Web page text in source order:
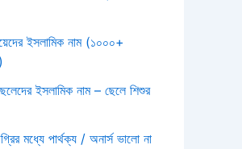
ইসলামিক নাম (১০০০+
ইসলামিক নাম – ছেলে শিশুর
মধ্যে পার্থক্য / অনার্স ভালো না